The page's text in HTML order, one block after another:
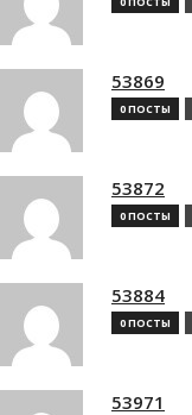
53869
0 ПОСТЫ
53872
0 ПОСТЫ
53884
0 ПОСТЫ
53971